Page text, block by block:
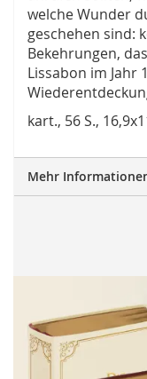
welche Wunder
geschehen sind:
Bekehrungen,
Lissabon im Jahr
kart., 56 S.,
Mehr